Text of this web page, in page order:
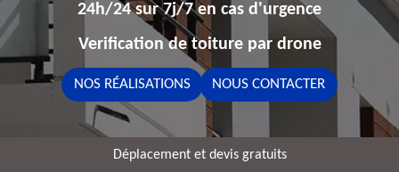
24h/24 sur 7j/7 en cas d'urgence
Verification de toiture par drone
NOS RÉALISATIONS NOUS CONTACTER
Déplacement et devis gratuits